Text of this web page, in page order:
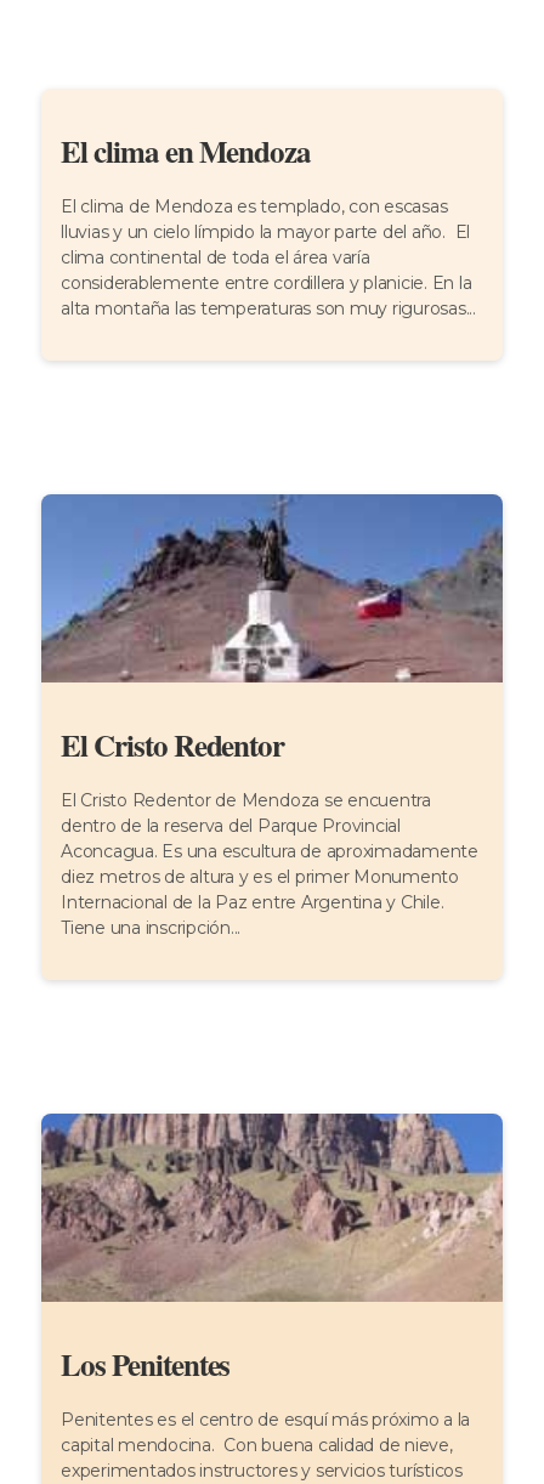
El clima en Mendoza
El clima de Mendoza es templado, con escasas
lluvias y un cielo límpido la mayor parte del año. El
clima continental de toda el área varía
considerablemente entre cordillera y planicie. En la
alta montaña las temperaturas son muy rigurosas...
El Cristo Redentor
El Cristo Redentor de Mendoza se encuentra
dentro de la reserva del Parque Provincial
Aconcagua. Es una escultura de aproximadamente
diez metros de altura y es el primer Monumento
Internacional de la Paz entre Argentina y Chile.
Tiene una inscripción...
Los Penitentes
Penitentes es el centro de esquí más próximo a la
capital mendocina. Con buena calidad de nieve,
experimentados instructores y servicios turísticos